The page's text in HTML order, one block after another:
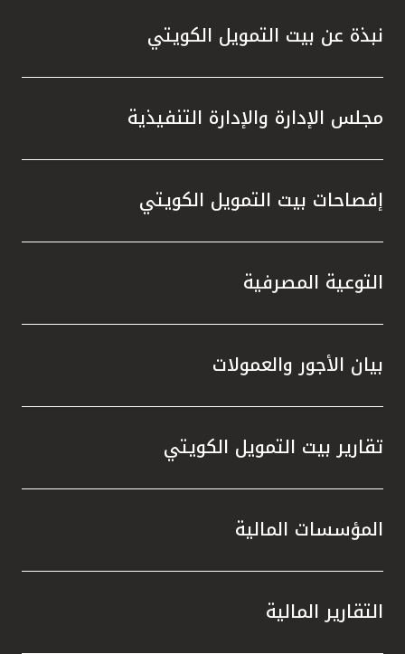
نبذة عن بيت التمويل الكويتي
مجلس الإدارة والإدارة التنفيذية
إفصاحات بيت التمويل الكويتي
التوعية المصرفية
بيان الأجور والعمولات
تقارير بيت التمويل الكويتي
المؤسسات المالية
التقارير المالية